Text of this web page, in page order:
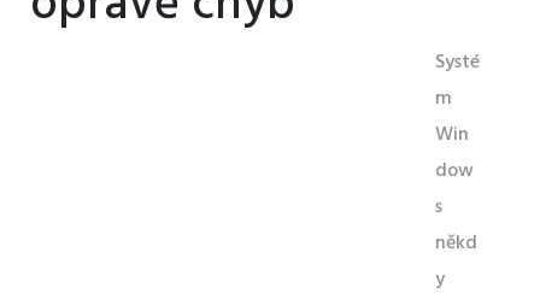
Systé
m
Win
dow
s
někd
y